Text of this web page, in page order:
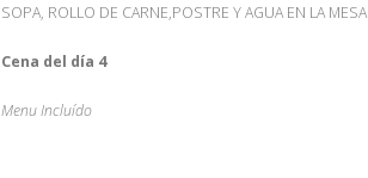
SOPA, ROLLO DE CARNE,POSTRE Y AGUA EN LA MESA
Cena del día 4
Menu Incluído